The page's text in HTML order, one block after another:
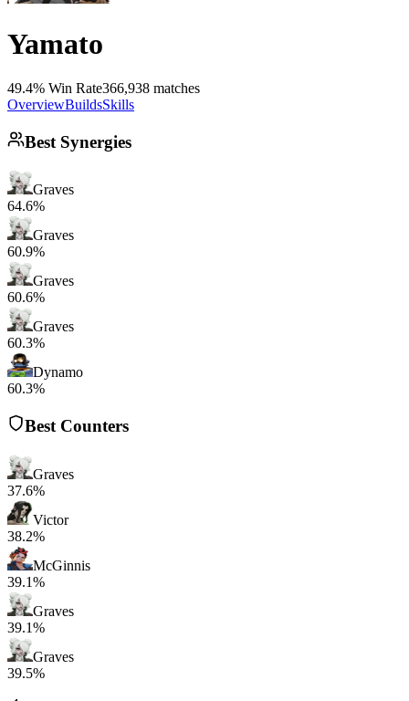
Yamato
49.4% Win Rate366,938 matches
OverviewBuildsSkills
Best Synergies
Graves
64.6%
Graves
60.9%
Graves
60.6%
Graves
60.3%
Dynamo
60.3%
Best Counters
Graves
37.6%
Victor
38.2%
McGinnis
39.1%
Graves
39.1%
Graves
39.5%